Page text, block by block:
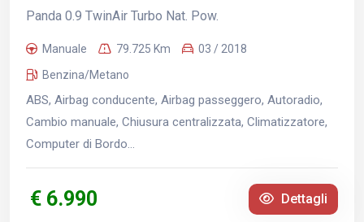
Panda 0.9 TwinAir Turbo Nat. Pow.
Manuale 79.725 Km
03 / 2018
Benzina/Metano
ABS, Airbag conducente, Airbag passeggero, Autoradio,
Cambio manuale, Chiusura centralizzata, Climatizzatore,
Computer di Bordo...
€ 6.990 Dettagli